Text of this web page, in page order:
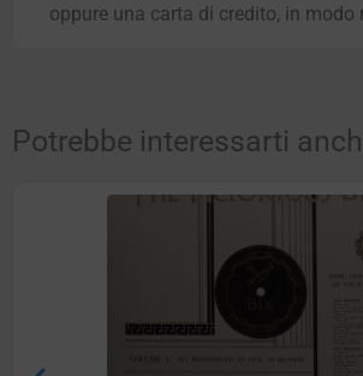
oppure una carta di credito, in modo
Potrebbe interessarti